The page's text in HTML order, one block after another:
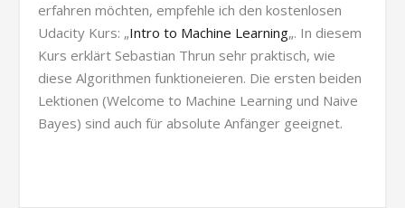
erfahren möchten, empfehle ich den kostenlosen
Udacity Kurs: „Intro to Machine Learning„. In diesem
Kurs erklärt Sebastian Thrun sehr praktisch, wie
diese Algorithmen funktioneieren. Die ersten beiden
Lektionen (Welcome to Machine Learning und Naive
Bayes) sind auch für absolute Anfänger geeignet.